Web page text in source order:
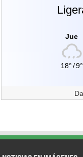
Jue
18°/9°